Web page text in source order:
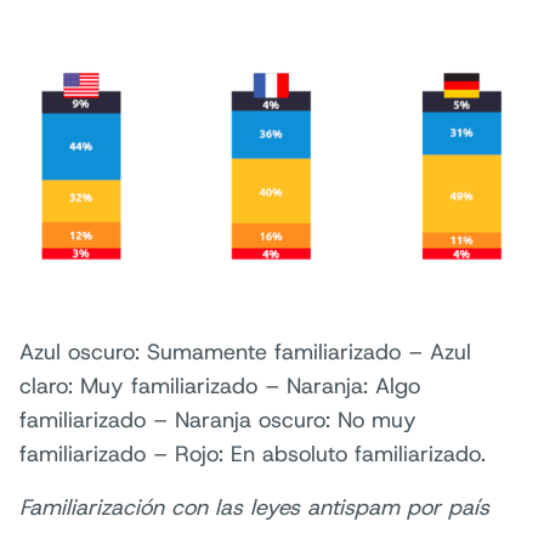
Azul oscuro: Sumamente familiarizado – Azul
claro: Muy familiarizado – Naranja: Algo
familiarizado – Naranja oscuro: No muy
familiarizado – Rojo: En absoluto familiarizado.
Familiarización con las leyes antispam por país